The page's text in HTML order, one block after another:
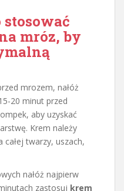
mróz, by
mrozem, nałóż
20 minut przed
aby uzyskać
Krem należy
twarzy, uszach,
nałóż najpierw
zastosuj krem